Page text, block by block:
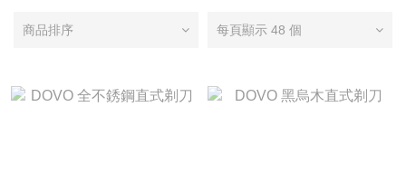
商品排序 每頁顯示 48 個